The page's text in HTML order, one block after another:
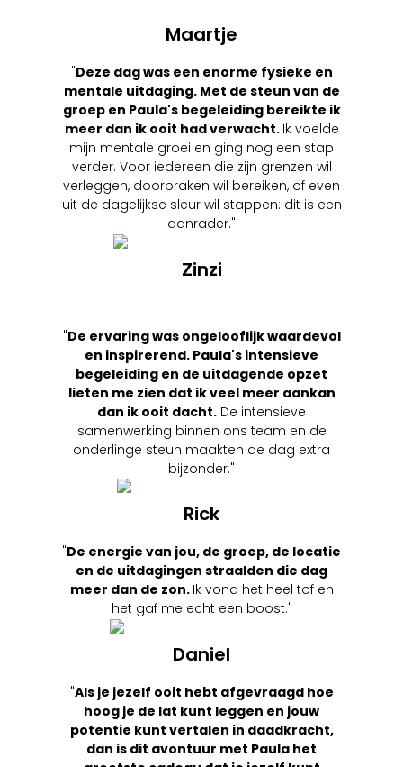
Maartje
"Deze dag was een enorme fysieke en
mentale uitdaging. Met de steun van de
groep en Paula's begeleiding bereikte ik
meer dan ik ooit had verwacht. Ik voelde
mijn mentale groei en ging nog een stap
verder. Voor iedereen die zijn grenzen wil
verleggen, doorbraken wil bereiken, of even
uit de dagelijkse sleur wil stappen: dit is een
aanrader."
Zinzi
"De ervaring was ongelooflijk waardevol
en inspirerend. Paula's intensieve
begeleiding en de uitdagende opzet
lieten me zien dat ik veel meer aankan
dan ik ooit dacht. De intensieve
samenwerking binnen ons team en de
onderlinge steun maakten de dag extra
bijzonder."
Rick
"De energie van jou, de groep, de locatie
en de uitdagingen straalden die dag
meer dan de zon. Ik vond het heel tof en
het gaf me echt een boost."
Daniel
"Als je jezelf ooit hebt afgevraagd hoe
hoog je de lat kunt leggen en jouw
potentie kunt vertalen in daadkracht,
dan is dit avontuur met Paula het